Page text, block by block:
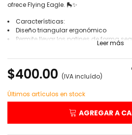
ofrece Flying Eagle. 🛼✨
Características:
Diseño triangular ergonómico
Permite llevar los patines de forma
Fabricada con materiales durables y
Práctica y cómoda para el uso diario
Leer más
$400.00 (IVA incluído)
Últimos artículos en stock
AGREGAR A